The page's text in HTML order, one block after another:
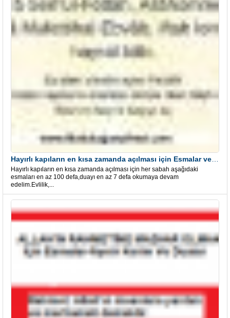
Hayırlı kapıların en kısa zamanda açılması için her sabah aşağıdaki
esmaları en az 100 defa,duayı en az 7 defa okumaya devam
edelim.Evlilik,...